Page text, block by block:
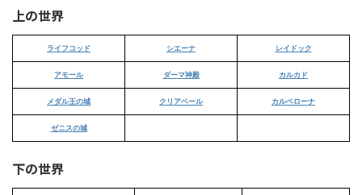
上の世界
ライフコッド シエーナ レイドック
アモール ダーマ神殿 カルカド
メダル王の城 クリアベール カルベローナ
ゼニスの城
下の世界